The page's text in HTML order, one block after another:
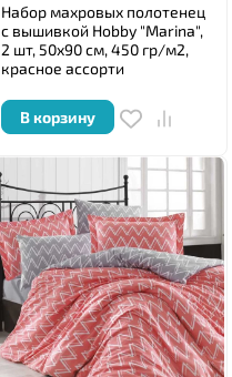
Набор махровых полотенец
с вышивкой Hobby "Marina",
2 шт, 50x90 см, 450 гр/м2,
красное ассорти
В корзину